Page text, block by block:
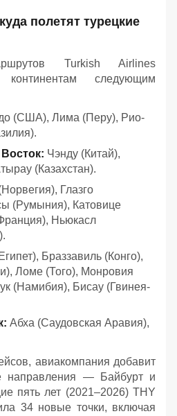
полетят турецкие
Turkish Airlines
следующим
(США), Лима (Перу), Рио-
Чэнду (Китай),
(Казахстан).
Глазго
(Румыния), Катовице
Ньюкасл
Браззавиль (Конго),
Ломе (Того), Монровия
(Намибия), Бисау (Гвинея-
Абха (Саудовская Аравия),
авиакомпания добавит
направления — Байбурт и
пять лет (2021–2026) THY
34 новые точки, включая